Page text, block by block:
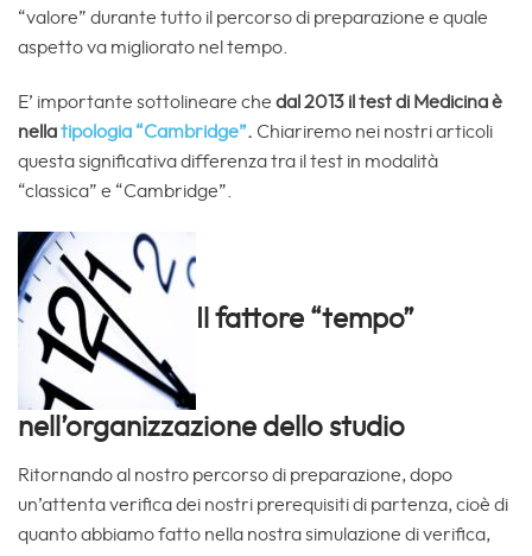
“valore” durante tutto il percorso di preparazione e quale
aspetto va migliorato nel tempo.
E’ importante sottolineare che dal 2013 il test di Medicina è
nellatipologia “Cambridge”. Chiariremo nei nostri articoli
questa significativa differenza tra il test in modalità
“classica” e “Cambridge”.
Il fattore “tempo”
nell’organizzazione dello studio
Ritornando al nostro percorso di preparazione, dopo
un’attenta verifica dei nostri prerequisiti di partenza, cioè di
quanto abbiamo fatto nella nostra simulazione di verifica,